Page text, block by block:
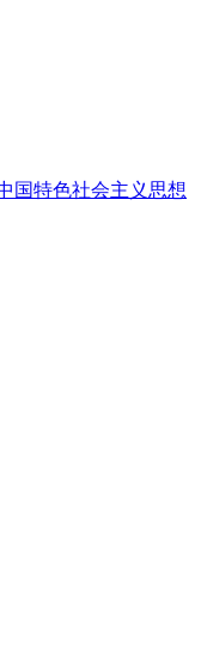
国特色社会主义思想